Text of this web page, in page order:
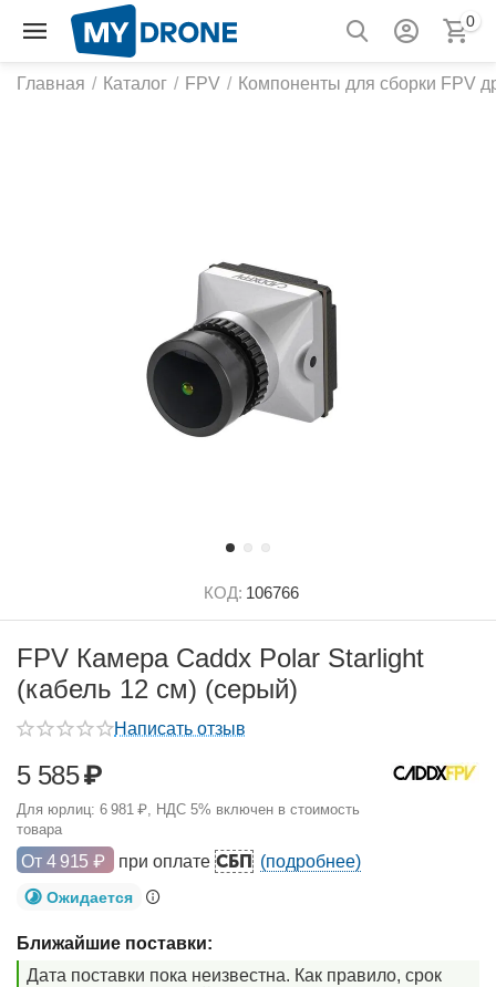
0
Главная / Каталог / FPV / Компоненты для сборки FPV
КОД: 106766
FPV Камера Caddx Polar Starlight
(кабель 12 см) (серый)
Написать отзыв
5 585₽
Для юрлиц: 6 981 ₽, НДС 5% включен в стоимость
товара
От 4 915 ₽ при оплате СБП (подробнее)
Ожидается
Ближайшие поставки:
Дата поставки пока неизвестна. Как правило, срок